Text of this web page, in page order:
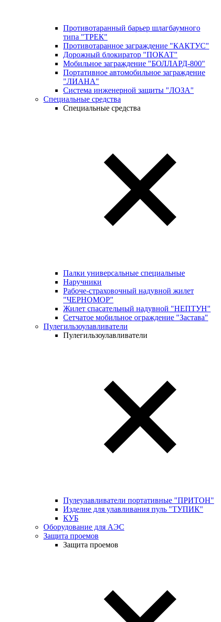
Противотаранный барьер шлагбаумного
типа "ТРЕК"
Противотаранное заграждение "КАКТУС"
Дорожный блокиратор "ПОКАТ"
Мобильное заграждение "БОЛЛАРД-800"
Портативное автомобильное заграждение
"ЛИАНА"
Система инженерной защиты "ЛОЗА"
Специальные средства
Специальные средства
Палки универсальные специальные
Наручники
Рабоче-страховочный надувной жилет
"ЧЕРНОМОР"
Жилет спасательный надувной "НЕПТУН"
Сетчатое мобильное ограждение "Застава"
Пулегильзоулавливатели
Пулегильзоулавливатели
Пулеулавливатели портативные "ПРИТОН"
Изделие для улавливания пуль "ТУПИК"
КУБ
Оборудование для АЭС
Защита проемов
Защита проемов